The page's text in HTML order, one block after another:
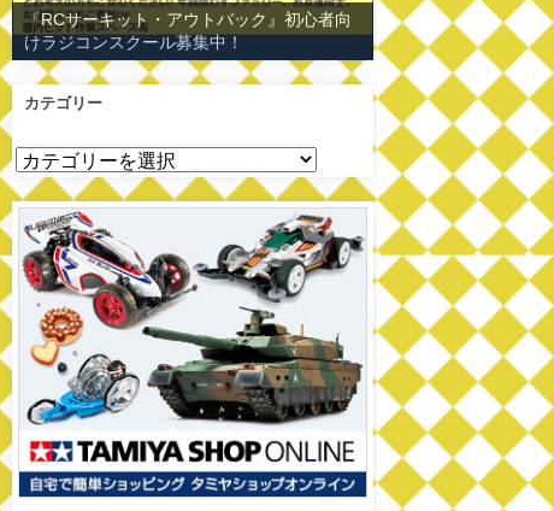
『RCサーキット・アウトバック』初心者向
けラジコンスクール募集中！
カテゴリー